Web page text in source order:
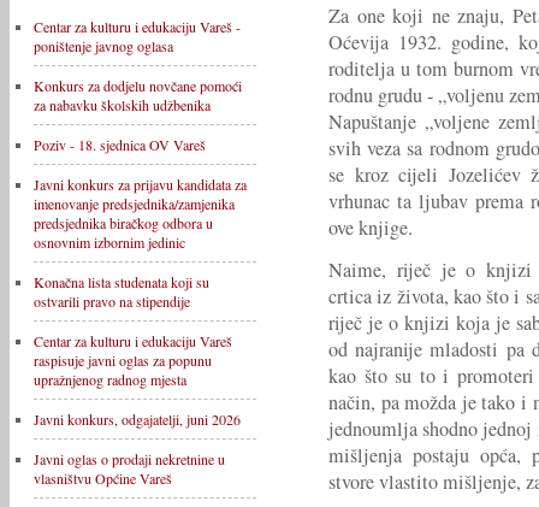
Centar za kulturu i edukaciju Vareš -
poništenje javnog oglasa
Konkurs za dodjelu novčane pomoći
za nabavku školskih udžbenika
Poziv - 18. sjednica OV Vareš
Javni konkurs za prijavu kandidata za
imenovanje predsjednika/zamjenika
predsjednika biračkog odbora u
osnovnim izbornim jedinic
Konačna lista studenata koji su
ostvarili pravo na stipendije
Centar za kulturu i edukaciju Vareš
raspisuje javni oglas za popunu
upražnjenog radnog mjesta
Javni konkurs, odgajatelji, juni 2026
Javni oglas o prodaji nekretnine u
vlasništvu Općine Vareš
Za one koji ne znaju,
Oćevija 1932. godine,
roditelja u tom burnom
rodnu grudu - „voljenu
Napuštanje „voljene
svih veza sa rodnom
se kroz cijeli Jozelićev
vrhunac ta ljubav prema
ove knjige.
Naime, riječ je o knjizi
crtica iz života, kao što i
riječ je o knjizi koja je
od najranije mladosti pa
kao što su to i
način, pa možda je tako i
jednoumlja shodno
mišljenja postaju opća,
stvore vlastito mišljenje,